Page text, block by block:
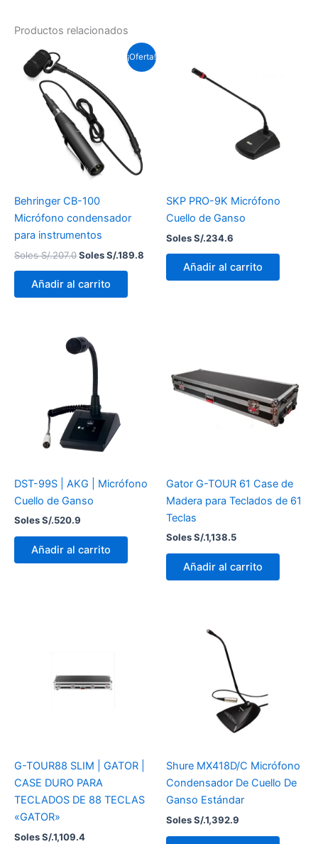
Productos relacionados
¡Oferta!
Behringer CB-100
Micrófono condensador
para instrumentos
Soles S/.207.0
original
era:
Soles
S/.207.0.
Soles S/.189.8
El
precio
Añadir al carrito
SKP PRO-9K Micrófono
Cuello de Ganso
Soles S/.234.6
Añadir al carrito
DST-99S | AKG | Micrófono
Cuello de Ganso
Soles S/.520.9
Añadir al carrito
Gator G-TOUR 61 Case de
Madera para Teclados de 61
Teclas
Soles S/.1,138.5
Añadir al carrito
G-TOUR88 SLIM | GATOR |
CASE DURO PARA
TECLADOS DE 88 TECLAS
«GATOR»
Soles S/.1,109.4
Shure MX418D/C Micrófono
Condensador De Cuello De
Ganso Estándar
Soles S/.1,392.9